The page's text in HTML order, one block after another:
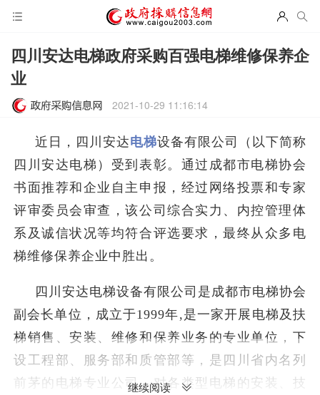
四川安达电梯政府采购百强电梯维修保养企
业
2021-10-29 11:16:14
近日，四川安达电梯设备有限公司（以下简称
四川安达电梯）受到表彰。通过成都市电梯协会
书面推荐和企业自主申报，经过网络投票和专家
评审委员会审查，该公司综合实力、内控管理体
系及诚信状况等均符合评选要求，最终从众多电
梯维修保养企业中胜出。
四川安达电梯设备有限公司是成都市电梯协会
副会长单位，成立于1999年,是一家开展电梯及扶
梯销售、安装、维修和保养业务的专业单位，下
设工程部、服务部和质管部等，是四川省内名列
前茅的电梯专业公司。对各类型电梯的安装、技
继续阅读